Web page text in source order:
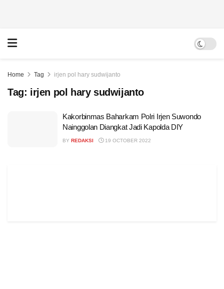
Home Tag irjen pol hary sudwijanto
Tag: irjen pol hary sudwijanto
Kakorbinmas Baharkam Polri Irjen Suwondo
Nainggolan Diangkat Jadi Kapolda DIY
BY REDAKSI 19 OCTOBER 2022